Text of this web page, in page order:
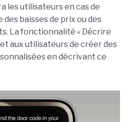
les utilisateurs en cas de
baisses de prix ou des
La fonctionnalité « Décrire
aux utilisateurs de créer des
en décrivant ce